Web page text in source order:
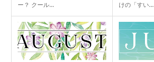
ー？ クール…
けの「すい…